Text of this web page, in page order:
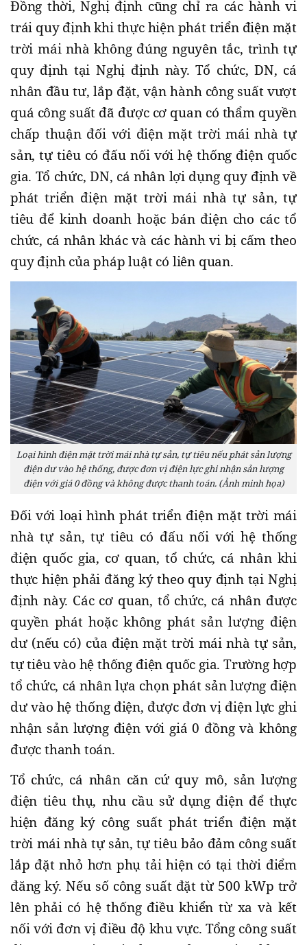
Đồng thời, Nghị định cũng chỉ ra các hành vi
trái quy định khi thực hiện phát triển điện mặt
trời mái nhà không đúng nguyên tắc, trình tự
quy định tại Nghị định này. Tổ chức, DN, cá
nhân đầu tư, lắp đặt, vận hành công suất vượt
quá công suất đã được cơ quan có thẩm quyền
chấp thuận đối với điện mặt trời mái nhà tự
sản, tự tiêu có đấu nối với hệ thống điện quốc
gia. Tổ chức, DN, cá nhân lợi dụng quy định về
phát triển điện mặt trời mái nhà tự sản, tự
tiêu để kinh doanh hoặc bán điện cho các tổ
chức, cá nhân khác và các hành vi bị cấm theo
quy định của pháp luật có liên quan.
Loại hình điện mặt trời mái nhà tự sản, tự tiêu nếu phát sản lượng
điện dư vào hệ thống, được đơn vị điện lực ghi nhận sản lượng
điện với giá 0 đồng và không được thanh toán. (Ảnh minh họa)
Đối với loại hình phát triển điện mặt trời mái
nhà tự sản, tự tiêu có đấu nối với hệ thống
điện quốc gia, cơ quan, tổ chức, cá nhân khi
thực hiện phải đăng ký theo quy định tại Nghị
định này. Các cơ quan, tổ chức, cá nhân được
quyền phát hoặc không phát sản lượng điện
dư (nếu có) của điện mặt trời mái nhà tự sản,
tự tiêu vào hệ thống điện quốc gia. Trường hợp
tổ chức, cá nhân lựa chọn phát sản lượng điện
dư vào hệ thống điện, được đơn vị điện lực ghi
nhận sản lượng điện với giá 0 đồng và không
được thanh toán.
Tổ chức, cá nhân căn cứ quy mô, sản lượng
điện tiêu thụ, nhu cầu sử dụng điện để thực
hiện đăng ký công suất phát triển điện mặt
trời mái nhà tự sản, tự tiêu bảo đảm công suất
lắp đặt nhỏ hơn phụ tải hiện có tại thời điểm
đăng ký. Nếu số công suất đặt từ 500 kWp trở
lên phải có hệ thống điều khiển từ xa và kết
nối với đơn vị điều độ khu vực. Tổng công suất